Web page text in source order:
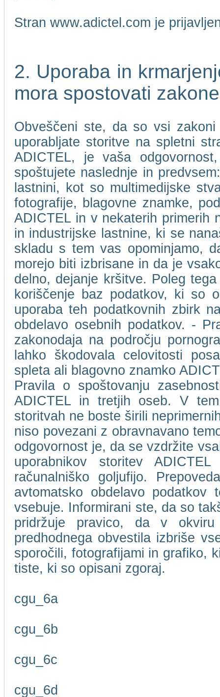
Stran www.adictel.com je
2. Uporaba in
mora spostovati
Obveščeni ste, da so vsi
uporabljate storitve na spletni
ADICTEL, je vaša
spoštujete naslednje in
lastnini, kot so multimedijske
fotografije, blagovne znamke,
ADICTEL in v nekaterih primerih
in industrijske lastnine, ki se
skladu s tem vas opominjamo,
morejo biti izbrisane in da je
delno, dejanje kršitve. Poleg
koriščenje baz podatkov, ki so
uporaba teh podatkovnih zbirk
obdelavo osebnih podatkov. -
zakonodaja na področju
lahko škodovala celovitosti
spleta ali blagovno znamko
Pravila o spoštovanju
ADICTEL in tretjih oseb. V
storitvah ne boste širili
niso povezani z obravnavano
odgovornost je, da se vzdržite
uporabnikov storitev
računalniško goljufijo.
avtomatsko obdelavo podatkov
vsebuje. Informirani ste, da so
pridržuje pravico, da v
predhodnega obvestila izbriše
sporočili, fotografijami in grafiko,
tiste, ki so opisani zgoraj.
cgu_6a
cgu_6b
cgu_6c
cgu_6d